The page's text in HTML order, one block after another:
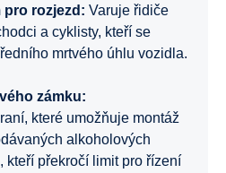
pro rozjezd: Varuje řidiče
a cyklisty, kteří se
mrtvého úhlu vozidla.
zámku:
které umožňuje montáž
alkoholových
kteří překročí limit pro řízení